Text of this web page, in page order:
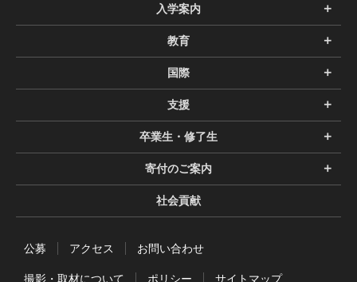
入学案内
教育
国際
支援
卒業生・修了生
寄付のご案内
社会貢献
公募 アクセス お問い合わせ
撮影・取材について ポリシー サイトマップ